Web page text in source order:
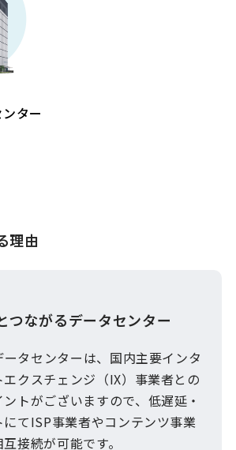
ター
理由
つながるデータセンター
タセンターは、国内主要インタ
エクスチェンジ（IX）事業者との
トがございますので、低遅延・
てISP事業者やコンテンツ事業
接続が可能です。